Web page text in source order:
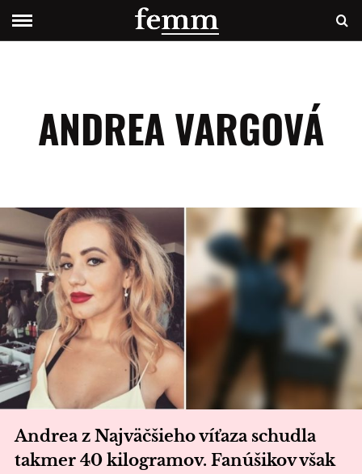
ANDREA VARGOVÁ
Andrea z Najväčšieho víťaza schudla
takmer 40 kilogramov. Fanúšikov však